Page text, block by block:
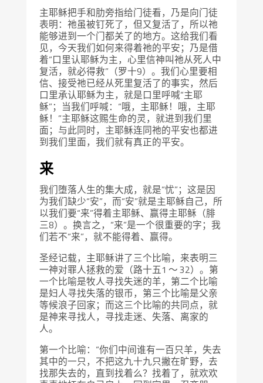
主耶稣把手和肋旁指给门徒看，乃是向门徒
表明：祂虽被钉死了，但又复活了，所以祂
能够进到一个门都关了的地方。这给我们看
见，今天我们如何来得着祂的平安；乃是借
着“口里认耶稣为主，心里信神叫祂从死人中
复活，就必得救”（罗十9）。我们心里要相
信、接受祂已经从死里复活了的事实，然后
口里承认耶稣为主，就是口里呼喊“主耶
稣”；当我们呼喊：“哦，主耶稣！哦，主耶
稣！”主耶稣这赐生命的灵，就进到我们里
面；与此同时，主耶稣连同祂的平安也都进
到我们里面，我们就有真正的平安。
来
我们堕落人生的集大成，就是“忧”；这是因
为我们缺少“安”，而“安”就是主耶稣自己，所
以我们要“来”得着主耶稣、赢得主耶稣（腓
三8）。换言之，“来”是一个很重要的字；我
们若不“来”，就不能得着、赢得。
圣经记载，主耶稣讲了三个比喻，来表明三
一神对罪人拯救的爱（路十五1 ～ 32）。第
一个比喻是牧人寻找失迷的羊，第二个比喻
是妇人寻找失落的银币，第三个比喻是父亲
等候浪子回家；而这三个比喻的共同点，就
是神来寻找人，寻找走迷、失落、离家的
人。
第一个比喻：“你们中间谁有一百只羊，失去
其中的一只，不把这九十九只撇在旷野，去
找那失去的，直到找着么？找着了，就欢欢